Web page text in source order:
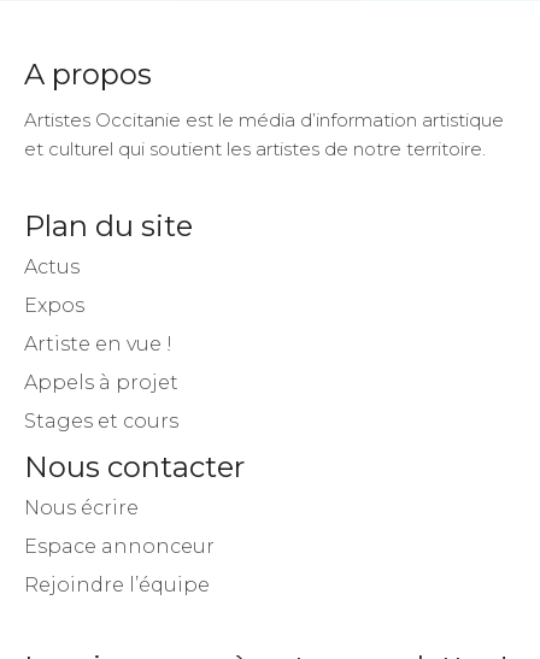
A propos
Artistes Occitanie est le média d’information artistique
et culturel qui soutient les artistes de notre territoire.
Plan du site
Actus
Expos
Artiste en vue !
Appels à projet
Stages et cours
Nous contacter
Nous écrire
Espace annonceur
Rejoindre l’équipe